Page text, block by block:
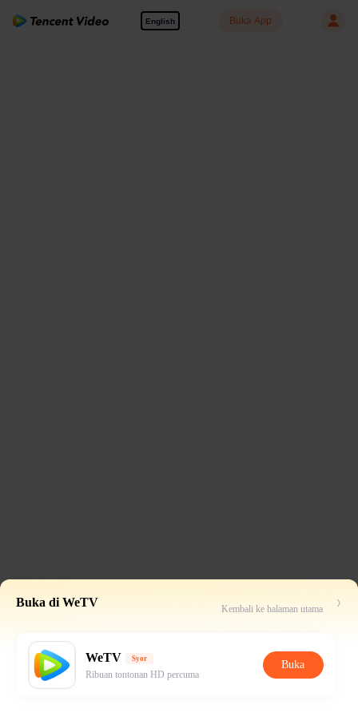
English Buka App
Buka di WeTV Kembali ke halaman utama
WeTV Syor
Ribuan tontonan HD percuma
Buka